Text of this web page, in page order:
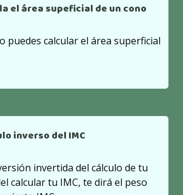
el área supeficial de un cono
puedes calcular el área superficial
inverso del IMC
invertida del cálculo de tu
calcular tu IMC, te dirá el peso